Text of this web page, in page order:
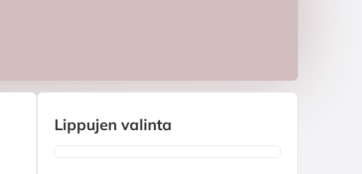
Lippujen valinta